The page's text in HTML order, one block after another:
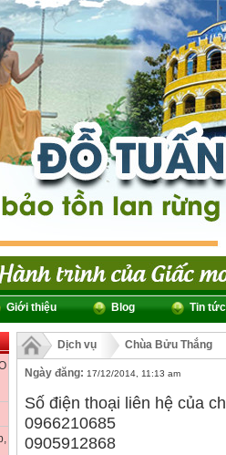
Giới thiệu Blog Tin tức
Dịch vụ Chùa Bửu Thắng
Ngày đăng: 17/12/2014, 11:13 am
Số điện thoại liên hệ của
0966210685
0905912868